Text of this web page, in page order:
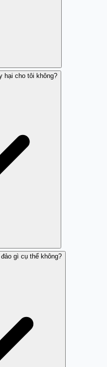
báo cáo với nhà mạng
hại cho tôi không?
cuộc gọi có thể dẫn đến
gì cụ thể không?